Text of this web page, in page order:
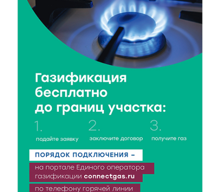
6 Авг 2026 16:41 471
В Твери пройдёт дополнительный день приёма в
колледжи
281
Исследование: ежемесячная смена категорий
кешбэка создает волны спроса
6 Авг 2026 16:28 432
Тверские «Романтики» покорили Витебск своей
хореографией
6 Авг 2026 16:08 519
Виталий Королев наградил строителей и
анонсировал новые проекты